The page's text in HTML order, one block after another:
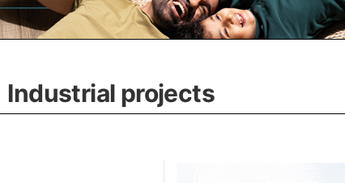
Industrial projects